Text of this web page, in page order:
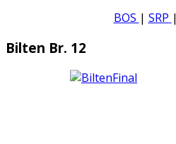
BOS | SRP |
Bilten Br. 12